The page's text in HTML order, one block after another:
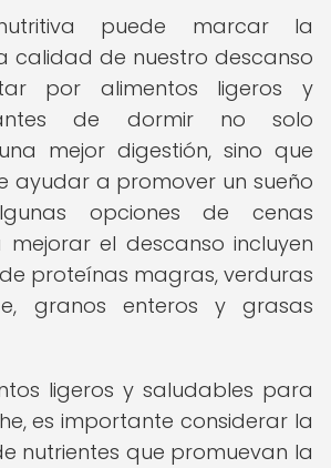
puede marcar la
calidad de nuestro descanso
por alimentos ligeros y
de dormir no solo
mejor digestión, sino que
ayudar a promover un sueño
opciones de cenas
el descanso incluyen
proteínas magras, verduras
granos enteros y grasas
ligeros y saludables para
es importante considerar la
nutrientes que promuevan la